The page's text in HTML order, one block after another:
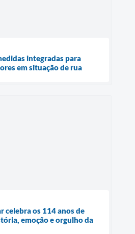
integradas para
em situação de rua
celebra os 114 anos de
emoção e orgulho da